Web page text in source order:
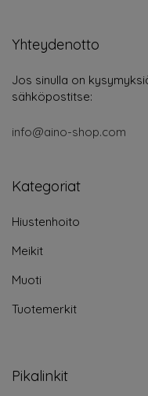
Yhteydenotto
Jos sinulla on
sähköpostitse:
info@aino-shop.com
Kategoriat
Hiustenhoito
Meikit
Muoti
Tuotemerkit
Pikalinkit